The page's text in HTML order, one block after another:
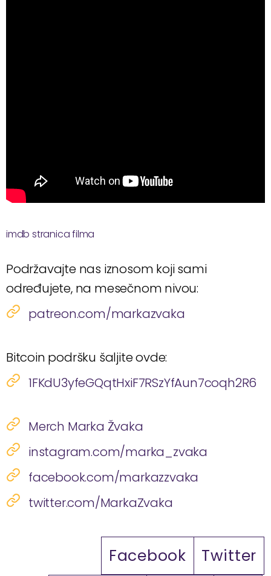
imdb stranica filma
Podržavajte nas iznosom koji sami
određujete, na mesečnom nivou:
patreon.com/markazvaka
Bitcoin podršku šaljite ovde:
1FKdU3yfeGQqtHxiF7RSzYfAun7coqh2R6
Merch Marka Žvaka
instagram.com/marka_zvaka
facebook.com/markazzvaka
twitter.com/MarkaZvaka
Facebook Twitter